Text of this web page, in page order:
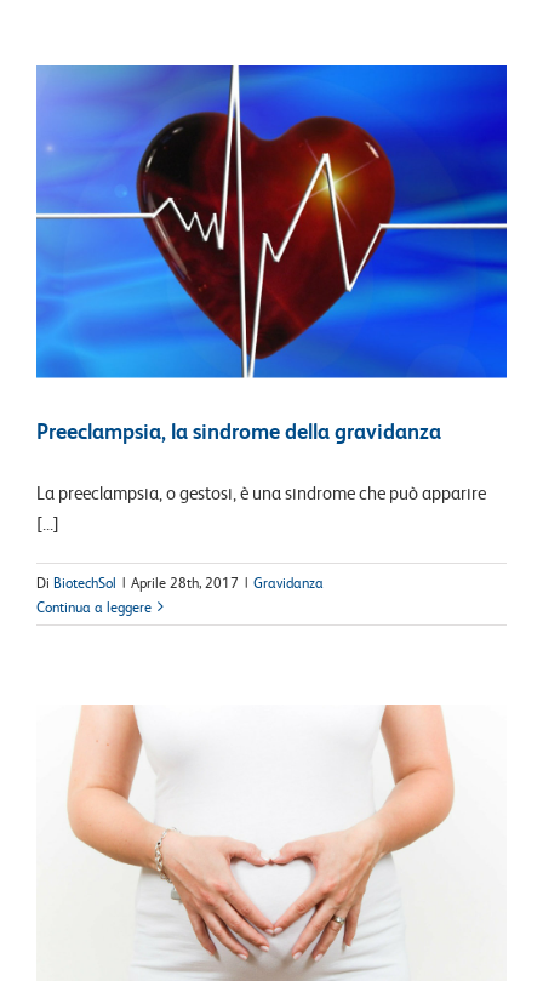
Preeclampsia, la sindrome della gravidanza
La preeclampsia, o gestosi, è una sindrome che può apparire
[...]
Di BiotechSol | Aprile 28th, 2017 | Gravidanza
Continua a leggere